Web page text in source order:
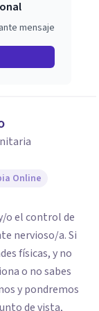
mensaje
Online
o el control de
y no
o no sabes
y pondremos